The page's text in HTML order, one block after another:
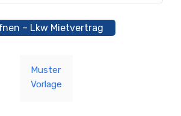
– Lkw Mietvertrag
Muster
Vorlage